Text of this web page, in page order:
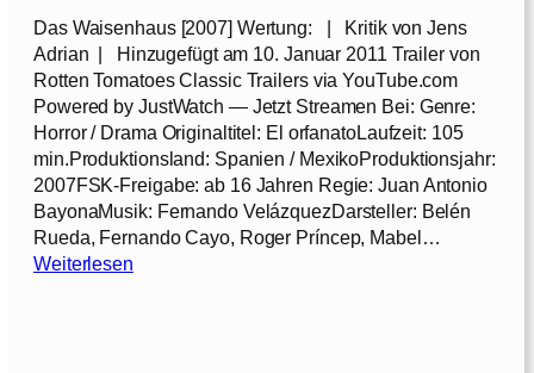
d
y
–
D
i
e
L
e
i
c
Das Waisenhaus [2007] Wertung: | Kritik von Jens
Adrian | Hinzugefügt am 10. Januar 2011 Trailer von
Rotten Tomatoes Classic Trailers via YouTube.com
Powered by JustWatch — Jetzt Streamen Bei: Genre:
Horror / Drama Originaltitel: El orfanatoLaufzeit: 105
min.Produktionsland: Spanien / MexikoProduktionsjahr:
2007FSK-Freigabe: ab 16 Jahren Regie: Juan Antonio
BayonaMusik: Fernando VelázquezDarsteller: Belén
Rueda, Fernando Cayo, Roger Príncep, Mabel…
Weiterlesen: